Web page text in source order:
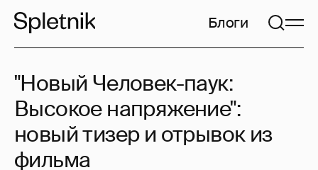
Блоги
"Новый Человек-паук:
Высокое напряжение":
новый тизер и отрывок из
фильма